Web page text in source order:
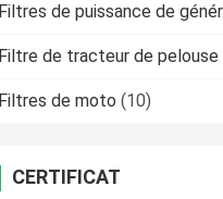
Filtres de puissance de
Filtre de tracteur de pelouse
Filtres de moto (10)
CERTIFICAT